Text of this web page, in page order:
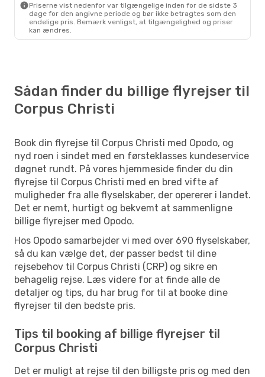
Priserne vist nedenfor var tilgængelige inden for de sidste 3
dage for den angivne periode og bør ikke betragtes som den
endelige pris. Bemærk venligst, at tilgængelighed og priser
kan ændres.
Sådan finder du billige flyrejser til
Corpus Christi
Book din flyrejse til Corpus Christi med Opodo, og
nyd roen i sindet med en førsteklasses kundeservice
døgnet rundt. På vores hjemmeside finder du din
flyrejse til Corpus Christi med en bred vifte af
muligheder fra alle flyselskaber, der opererer i landet.
Det er nemt, hurtigt og bekvemt at sammenligne
billige flyrejser med Opodo.
Hos Opodo samarbejder vi med over 690 flyselskaber,
så du kan vælge det, der passer bedst til dine
rejsebehov til Corpus Christi (CRP) og sikre en
behagelig rejse. Læs videre for at finde alle de
detaljer og tips, du har brug for til at booke dine
flyrejser til den bedste pris.
Tips til booking af billige flyrejser til
Corpus Christi
Det er muligt at rejse til den billigste pris og med den